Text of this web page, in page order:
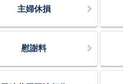
主婦休損
慰謝料